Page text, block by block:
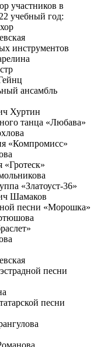
участников в
учебный год:
инструментов
ансамбль
Хуртин
танца «Любава»
«Компромисс»
«Гротеск»
«Златоуст-36»
Шамаков
песни «Морошка»
песни
песни